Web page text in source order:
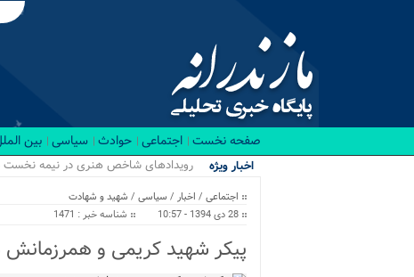
صفحه نخست اجتماعی حوادث سیاسی بین
اخبار ویژه اجرا.
اجتماعی / اخبار / سیاسی / شهید و شهادت
28 دی 1394 - 10:57
شناسه خبر : 1471
پیکر شهید کریمی و